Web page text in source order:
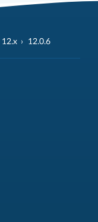
12.x 12.0.6